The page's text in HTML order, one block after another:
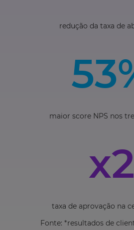
redução da taxa de
maior score NPS nos
x2
taxa de aprovação na
Fonte: *resultados de